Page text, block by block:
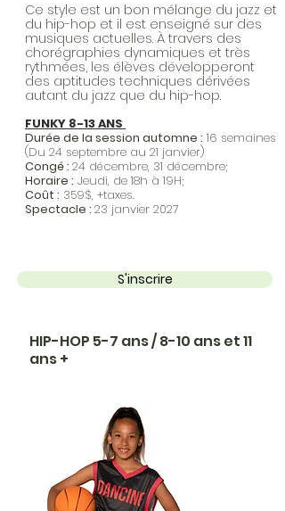
Ce style est un bon mélange du jazz et
du hip-hop et il est enseigné sur des
musiques actuelles. À travers des
chorégraphies dynamiques et très
rythmées, les élèves développeront
des aptitudes techniques dérivées
autant du jazz que du hip-hop.
FUNKY 8-13 ANS
Durée de la session automne : 16 semaines
(Du 24 septembre au 21 janvier)
Congé : 24 décembre, 31 décembre;
Horaire : Jeudi, de 18h à 19H;
Coût : 359$, +taxes.
Spectacle : 23 janvier 2027
S'inscrire
HIP-HOP 5-7 ans / 8-10 ans et 11
ans +